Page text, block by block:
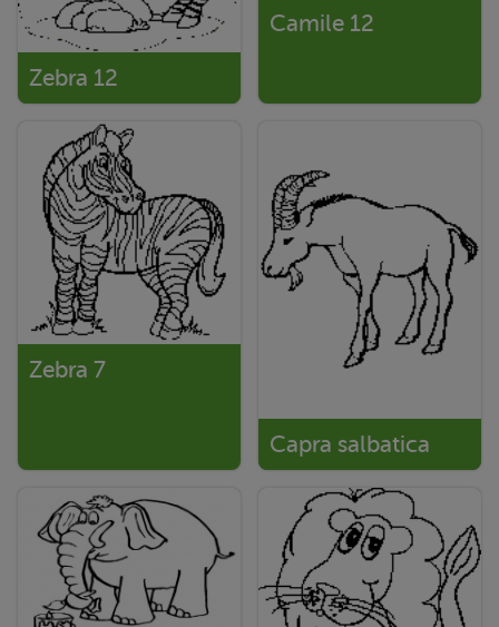
Zebra 12
Camile 12
Zebra 7
Capra salbatica